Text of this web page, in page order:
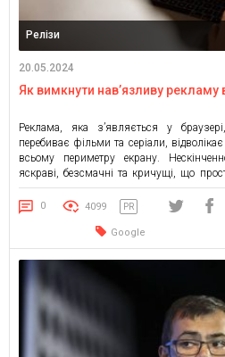
Релізи
20.05.2024
Як вимкнути нав’язливу рекламу
Реклама, яка з’являється у
перебиває фільми та серіали,
всьому периметру екрану.
яскраві, безсмачні та кричущі, що
виглядом. На щастя, якщо знати, як
можна легко позбутися. Весь процес
0 4099 PR
Google